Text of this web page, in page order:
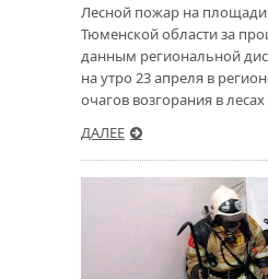
Лесной пожар на площади
Тюменской области за
данным региональной
на утро 23 апреля в
очагов возгорания в
ДАЛЕЕ